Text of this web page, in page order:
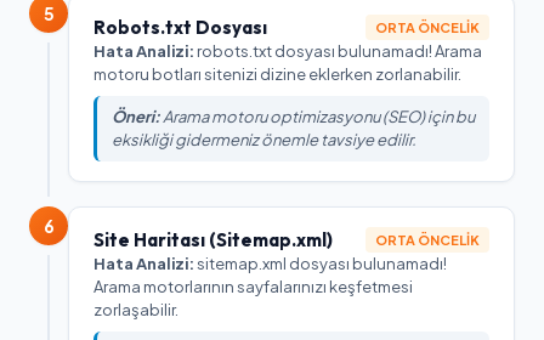
5
Robots.txt Dosyası ORTA ÖNCELIK
Hata Analizi: robots.txt dosyası bulunamadı! Arama
motoru botları sitenizi dizine eklerken zorlanabilir.
Öneri:Arama motoru optimizasyonu (SEO) için bu
eksikliği gidermeniz önemle tavsiye edilir.
6
Site Haritası (Sitemap.xml) ORTA ÖNCELIK
Hata Analizi:sitemap.xml dosyası bulunamadı!
Arama motorlarının sayfalarınızı keşfetmesi
zorlaşabilir.